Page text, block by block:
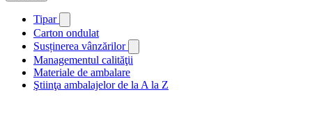
Tipar
Carton ondulat
Susținerea vânzărilor
Managementul calităţii
Materiale de ambalare
Ştiinţa ambalajelor de la A la Z